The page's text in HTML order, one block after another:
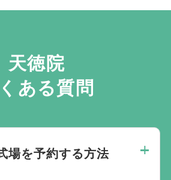
天徳院
ある質問
場を予約する方法